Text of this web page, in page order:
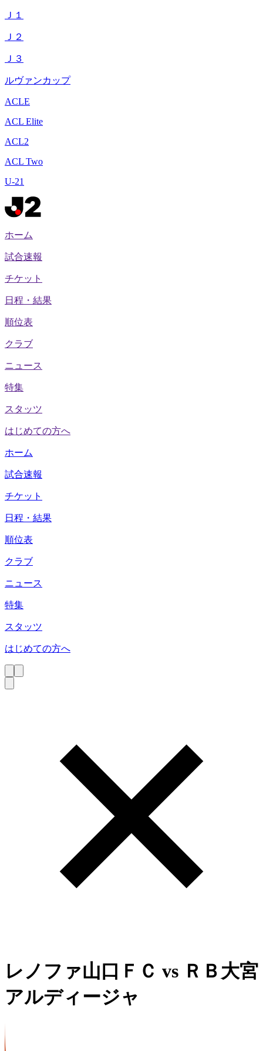
Ｊ１
Ｊ２
Ｊ３
ルヴァンカップ
ACLE
ACL Elite
ACL2
ACL Two
U-21
ホーム
試合速報
チケット
日程・結果
順位表
クラブ
ニュース
特集
スタッツ
はじめての方へ
ホーム
試合速報
チケット
日程・結果
順位表
クラブ
ニュース
特集
スタッツ
はじめての方へ
レノファ山口ＦＣ vs ＲＢ大宮
アルディージャ